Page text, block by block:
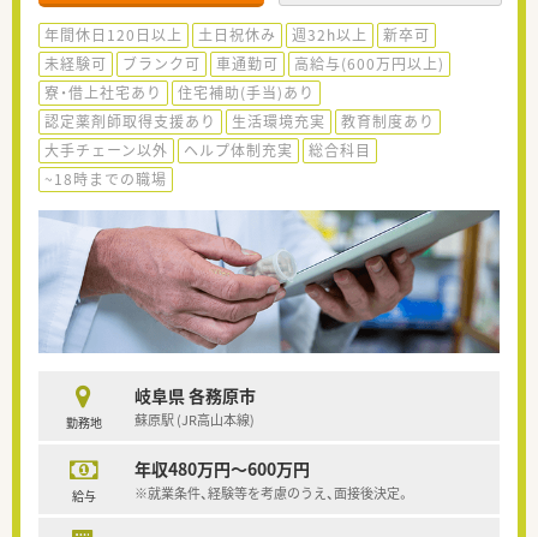
年間休日120日以上 土日祝休み 週32h以上
新卒可
未経験可
ブランク可 車通勤可
高給与(600万円以上)
寮・借上社宅あり
住宅補助(手当)あり
認定薬剤師取得支援あり
生活環境充実
教育制度あり
大手チェーン以外
ヘルプ体制充実
総合科目
~18時までの職場
勤務地
岐阜県 各務原市
蘇原駅 (JR高山本線)
給与
年収480万円～600万円
※就業条件、経験等を考慮のうえ、面接後決定。